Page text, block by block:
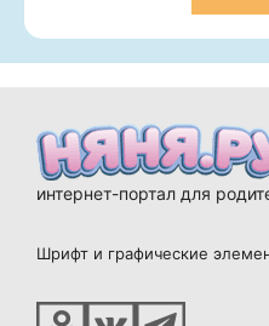
интернет-портал для
Шрифт и графические